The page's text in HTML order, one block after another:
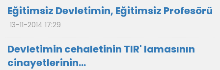
Eğitimsiz Devletimin, Eğitimsiz Profesörü
13-11-2014 17:29
Devletimin cehaletinin TIR' lamasının
cinayetlerinin…